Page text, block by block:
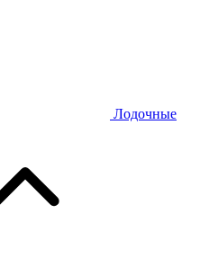
Лодочные